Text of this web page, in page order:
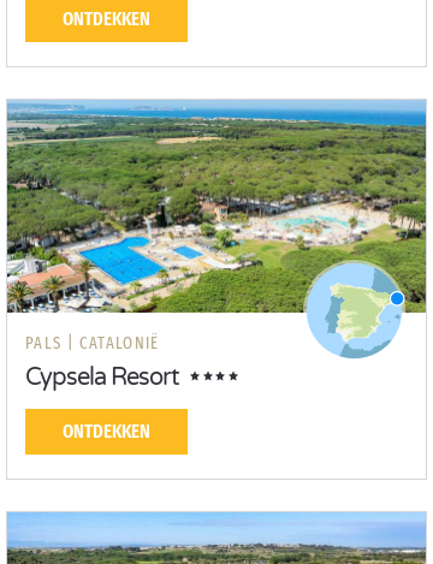
ONTDEKKEN
PALS | CATALONIË
Cypsela Resort
ONTDEKKEN